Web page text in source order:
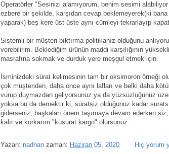
Operatörler "Sesinizi alamıyorum, benim sesimi
ezbere bir şekilde, karşıdan cevap beklemeyerek(ki
yaparak) beş kere üst üste aynı cümleyi tekrarlayıp
Sistemli bir müşteri bıktırma politikanız olduğunu
verebilirim. Beklediğim ürünün maddi karşılığının
masrafına sokmak ve durduk yere meşgul etmek için.
İsminizdeki sürat kelimesinin tam bir oksimoron örneği
çok müşteriden, daha önce aynı lafları ve belki daha
vurup duymazdan geliyorsunuz ya da yüzsüzlüğünüz
yoksa bu da demektir ki, süratsiz olduğunuz kadar
giderseniz, başkaları önem taşımaya devam ederken
kalır ve korkarım "küsurat kargo" olursunuz...
Yazan: nadnan zaman: Haziran 05, 2020
Hiç yorum